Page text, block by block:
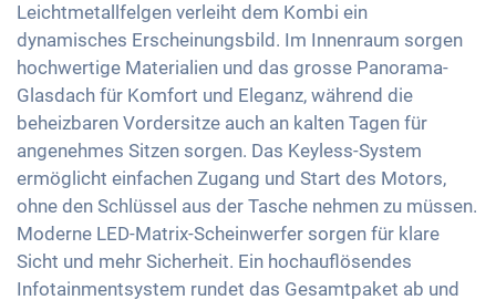
Scheinwerfer Matrix-LED
Notbremsassistent
Fussgängererkennung
Wireless Charging
Full Digital Cockpit
Navigation mittels Apple CarPlay / Android Auto
USB-C Schnittstelle
Sportsitze
Getönte Scheiben
Ambientbeleuchtung
Mittelarmlehne für Vordersitze
360 Grad Kamera
Berganfahrhilfe
Umklappbare Sitze
Dachreling
Leichtmetallfelgen verleiht dem Kombi ein
dynamisches Erscheinungsbild. Im Innenraum sorgen
hochwertige Materialien und das grosse Panorama-
Glasdach für Komfort und Eleganz, während die
beheizbaren Vordersitze auch an kalten Tagen für
angenehmes Sitzen sorgen. Das Keyless-System
ermöglicht einfachen Zugang und Start des Motors,
ohne den Schlüssel aus der Tasche nehmen zu müssen.
Moderne LED-Matrix-Scheinwerfer sorgen für klare
Sicht und mehr Sicherheit. Ein hochauflösendes
Infotainmentsystem rundet das Gesamtpaket ab und